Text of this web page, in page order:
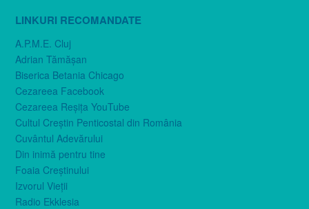
LINKURI RECOMANDATE
A.P.M.E. Cluj
Adrian Tămăşan
Biserica Betania Chicago
Cezareea Facebook
Cezareea Reşiţa YouTube
Cultul Creştin Penticostal din România
Cuvântul Adevărului
Din inimă pentru tine
Foaia Creştinului
Izvorul Vieţii
Radio Ekklesia